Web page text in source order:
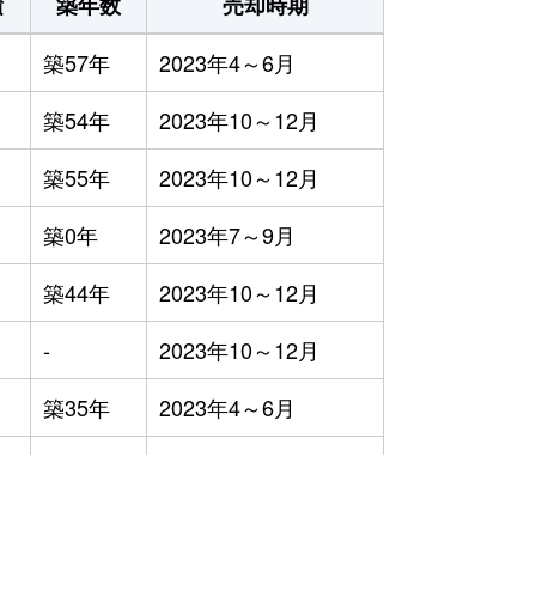
築57年
2023年4～6月
築54年
2023年10～12月
築55年
2023年10～12月
築0年
2023年7～9月
築44年
2023年10～12月
-
2023年10～12月
築35年
2023年4～6月